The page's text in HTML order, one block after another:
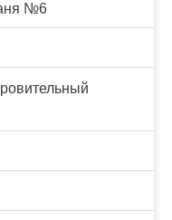
№6